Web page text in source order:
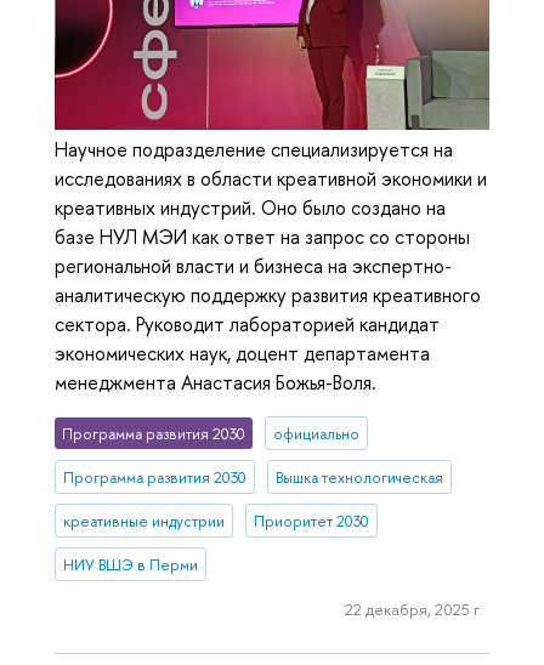
Научное подразделение специализируется на
исследованиях в области креативной экономики и
креативных индустрий. Оно было создано на
базе НУЛ МЭИ как ответ на запрос со стороны
региональной власти и бизнеса на экспертно-
аналитическую поддержку развития креативного
сектора. Руководит лабораторией кандидат
экономических наук, доцент департамента
менеджмента Анастасия Божья-Воля.
Программа развития 2030 официально
Программа развития 2030 Вышка технологическая
креативные индустрии Приоритет 2030
НИУ ВШЭ в Перми
22 декабря, 2025 г.